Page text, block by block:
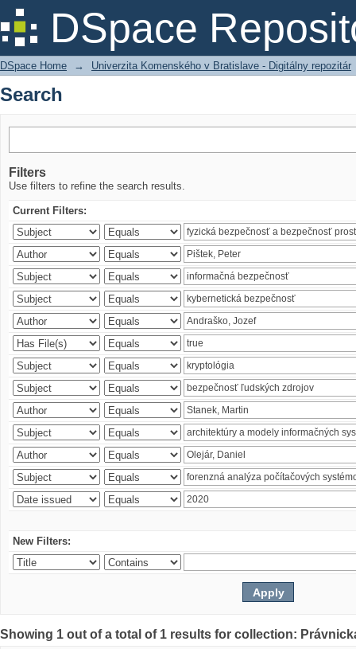
DSpace
Search
DSpace Home → Univerzita Komenského v Bratislave - Digitálny repozitár
Search
Filters
Use filters to refine the search results.
Current Filters:
New Filters:
Showing 1 out of a total of 1 results for collection: